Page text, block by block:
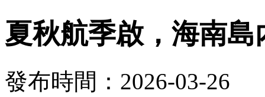
夏秋航季啟，海南
發布時間：2026-03-26